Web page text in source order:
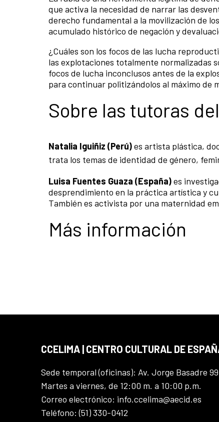
que activa la necesidad de narrar las
derecho fundamental a la movilización de
acumulado histórico de negación y
¿Cuáles son los focos de las lucha
las explotaciones totalmente normalizadas
focos de lucha inconclusos antes de la
para continuar politizándolos al máximo de
Sobre las tutoras
Natalia Iguiñiz (Perú)es artista plástica,
trata los temas de identidad de género,
Luisa Fuentes Guaza (España)es
desprendimiento en la práctica artística y
También es activista por una maternidad
Más información
CCELIMA | CENTRO CULTURAL DE
Sede temporal (oficinas): Av. Jorge Basadre
Martes a viernes, de 12:00 m. a 10:00 p.m.
Correo electrónico: info.ccelima@aecid.es
Teléfono: (51) 330-0412